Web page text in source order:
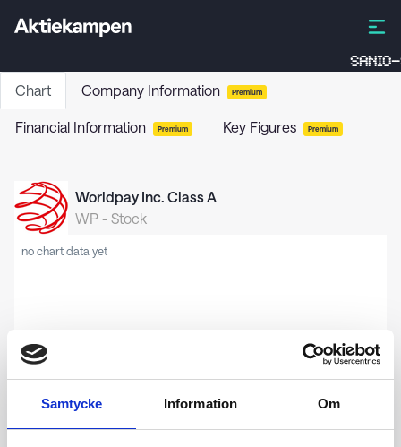
Samtycke Information Om
SANIO-
Chart Company Information Premium
Financial Information Premium Key Figures Premium
Worldpay Inc. Class A
WP - Stock
no chart data yet